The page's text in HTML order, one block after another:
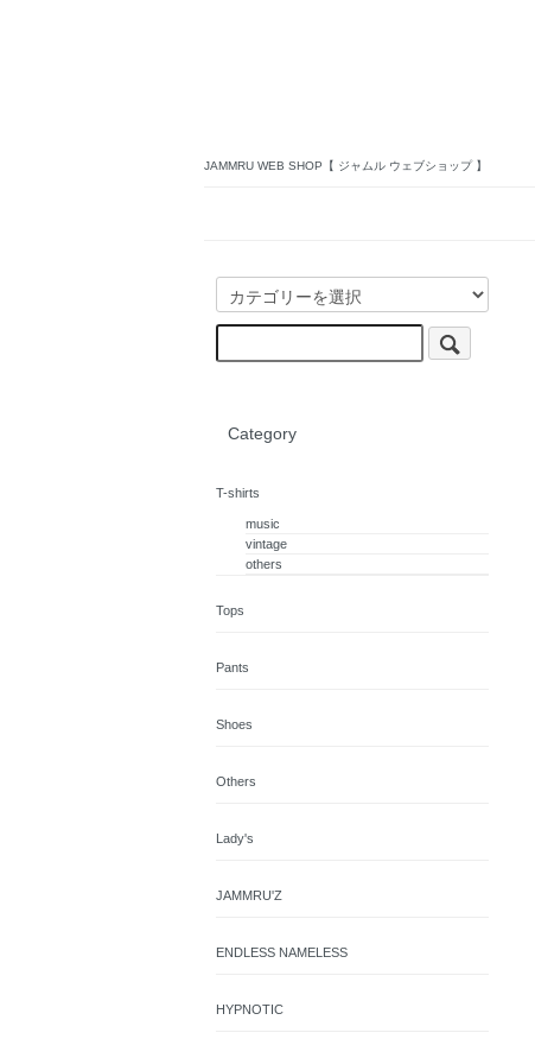
JAMMRU WEB SHOP【 ジャムル ウェブショップ 】
Category
T-shirts
music
vintage
others
Tops
Pants
Shoes
Others
Lady's
JAMMRU'Z
ENDLESS NAMELESS
HYPNOTIC